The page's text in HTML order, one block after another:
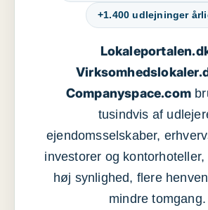
+1.400 udlejninger
Companyspace.com
tusindvis af
ejendomsselskaber,
investorer og
høj synlighed, flere
mindre tomgang.